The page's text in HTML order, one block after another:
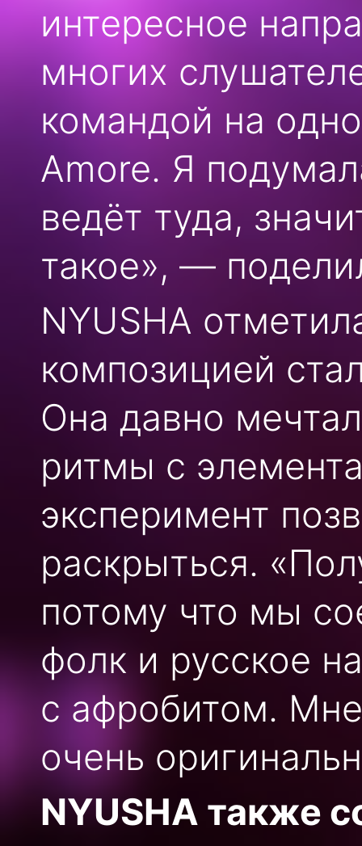
интересное
многих
командой на
Amore. Я
ведёт туда,
такое», —
NYUSHA
композицией
Она давно
ритмы с
эксперимент
раскрыться.
потому что мы
фолк и русское
с афробитом.
очень
NYUSHA также